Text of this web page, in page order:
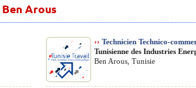
Ben Arous
›› Technicien Technico-
Tunisienne des Industries
Ben Arous, Tunisie